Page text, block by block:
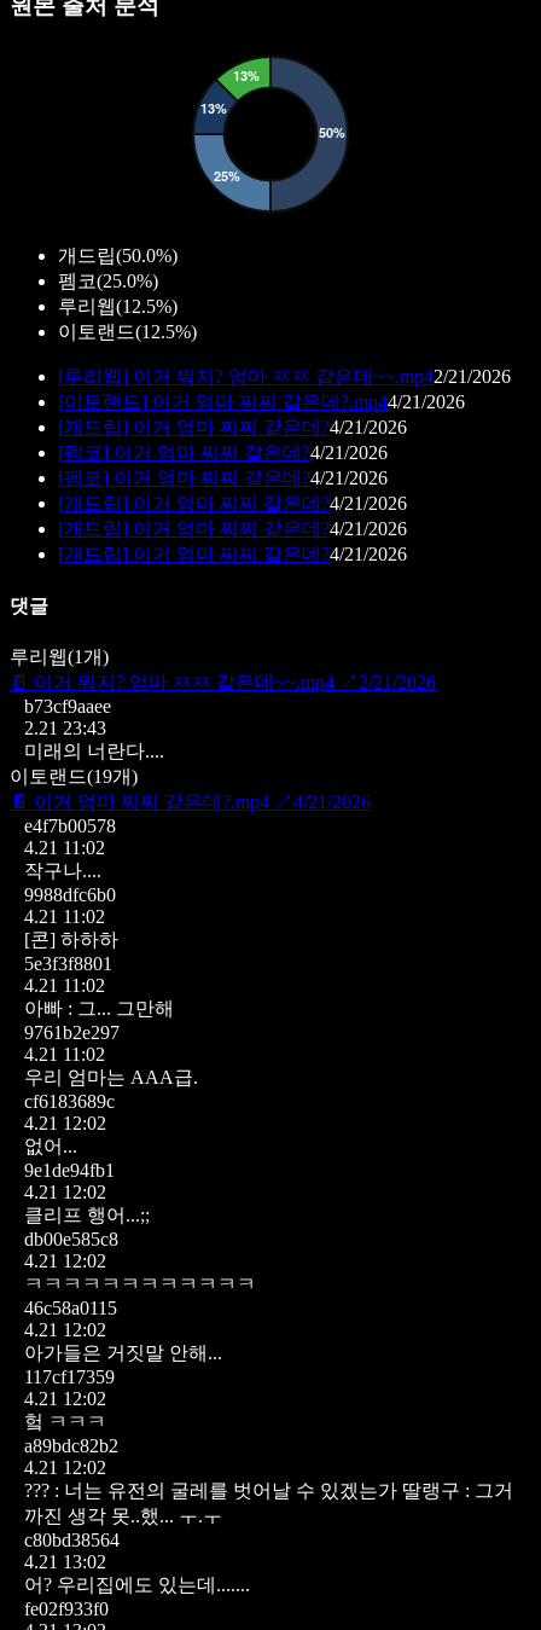
개드립(50.0%)
펨코(25.0%)
루리웹(12.5%)
이토랜드(12.5%)
[루리웹] 이거 뭐지? 엄마 ㅉㅉ 같은데~~.mp42/21/2026
[이토랜드] 이거 엄마 찌찌 같은데?.mp44/21/2026
[개드립] 이거 엄마 찌찌 같은데?4/21/2026
[펨코] 이거 엄마 찌찌 같은데?4/21/2026
[펨코] 이거 엄마 찌찌 같은데?4/21/2026
[개드립] 이거 엄마 찌찌 같은데?4/21/2026
[개드립] 이거 엄마 찌찌 같은데?4/21/2026
[개드립] 이거 엄마 찌찌 같은데?4/21/2026
댓글
루리웹(1개)
📄 이거 뭐지? 엄마 ㅉㅉ 같은데~~.mp4 ↗ 2/21/2026
b73cf9aaee
2.21 23:43
미래의 너란다....
이토랜드(19개)
📄 이거 엄마 찌찌 같은데?.mp4 ↗4/21/2026
e4f7b00578
4.21 11:02
작구나....
9988dfc6b0
4.21 11:02
[콘] 하하하
5e3f3f8801
4.21 11:02
아빠 : 그... 그만해
9761b2e297
4.21 11:02
우리 엄마는 AAA급.
cf6183689c
4.21 12:02
없어...
9e1de94fb1
4.21 12:02
클리프 행어...;;
db00e585c8
4.21 12:02
ㅋㅋㅋㅋㅋㅋㅋㅋㅋㅋㅋㅋ
46c58a0115
4.21 12:02
아가들은 거짓말 안해...
117cf17359
4.21 12:02
헠 ㅋㅋㅋ
a89bdc82b2
4.21 12:02
??? : 너는 유전의 굴레를 벗어날 수 있겠는가 딸랭구 : 그거
까진 생각 못..했... ㅜ.ㅜ
c80bd38564
4.21 13:02
어? 우리집에도 있는데.......
fe02f933f0